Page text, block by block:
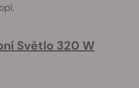
Světlo 320 W